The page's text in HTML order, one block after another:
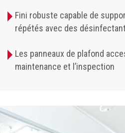
Fini robuste capable de
répétés avec des
Les panneaux de plafond
maintenance et l’inspection